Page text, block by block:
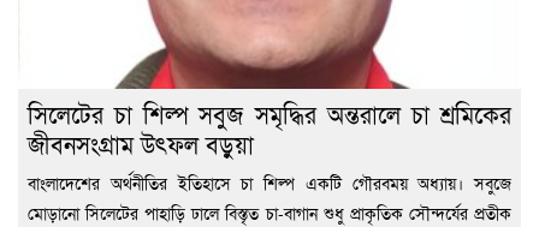
সিলেটের চা শিল্প সবুজ সমৃদ্ধির অন্তরালে চা শ্রমিকের
জীবনসংগ্রাম উৎফল বড়ুয়া
বাংলাদেশের অর্থনীতির ইতিহাসে চা শিল্প একটি গৌরবময় অধ্যায়। সবুজে
মোড়ানো সিলেটের পাহাড়ি ঢালে বিস্তৃত চা-বাগান শুধু প্রাকৃতিক সৌন্দর্যের প্রতীক